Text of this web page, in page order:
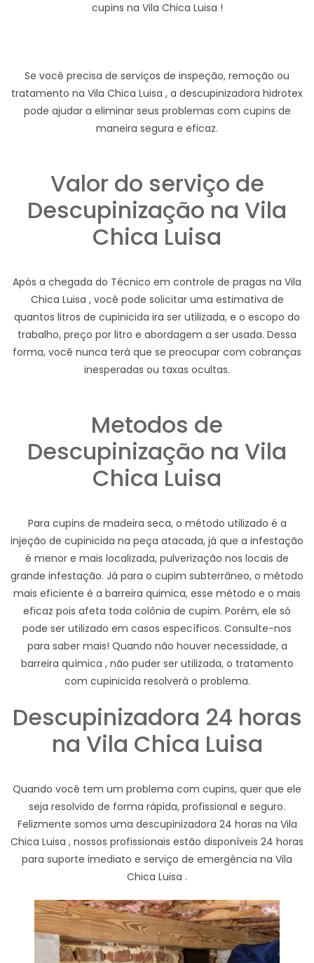
cupins na Vila Chica Luisa !
Se você precisa de serviços de inspeção, remoção ou
tratamento na Vila Chica Luisa , a descupinizadora hidrotex
pode ajudar a eliminar seus problemas com cupins de
maneira segura e eficaz.
Valor do serviço de
Descupinização na Vila
Chica Luisa
Após a chegada do Técnico em controle de pragas na Vila
Chica Luisa , você pode solicitar uma estimativa de
quantos litros de cupinicida ira ser utilizada, e o escopo do
trabalho, preço por litro e abordagem a ser usada. Dessa
forma, você nunca terá que se preocupar com cobranças
inesperadas ou taxas ocultas.
Metodos de
Descupinização na Vila
Chica Luisa
Para cupins de madeira seca, o método utilizado é a
injeção de cupinicida na peça atacada, já que a infestação
é menor e mais localizada, pulverização nos locais de
grande infestação. Já para o cupim subterrâneo, o método
mais eficiente é a barreira quimica, esse método e o mais
eficaz pois afeta toda colônia de cupim. Porém, ele só
pode ser utilizado em casos específicos. Consulte-nos
para saber mais! Quando não houver necessidade, a
barreira química , não puder ser utilizada, o tratamento
com cupinicida resolverá o problema.
Descupinizadora 24 horas
na Vila Chica Luisa
Quando você tem um problema com cupins, quer que ele
seja resolvido de forma rápida, profissional e seguro.
Felizmente somos uma descupinizadora 24 horas na Vila
Chica Luisa , nossos profissionais estão disponíveis 24 horas
para suporte imediato e serviço de emergência na Vila
Chica Luisa .